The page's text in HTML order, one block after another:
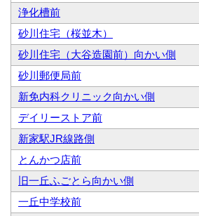
浄化槽前
砂川住宅（桜並木）
砂川住宅（大谷造園前）向かい側
砂川郵便局前
新免内科クリニック向かい側
デイリーストア前
新家駅JR線路側
とんかつ店前
旧一丘ふごとら向かい側
一丘中学校前